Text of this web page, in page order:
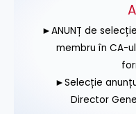
►ANUNȚ de
membru în CA-ul
►Selecție
Director